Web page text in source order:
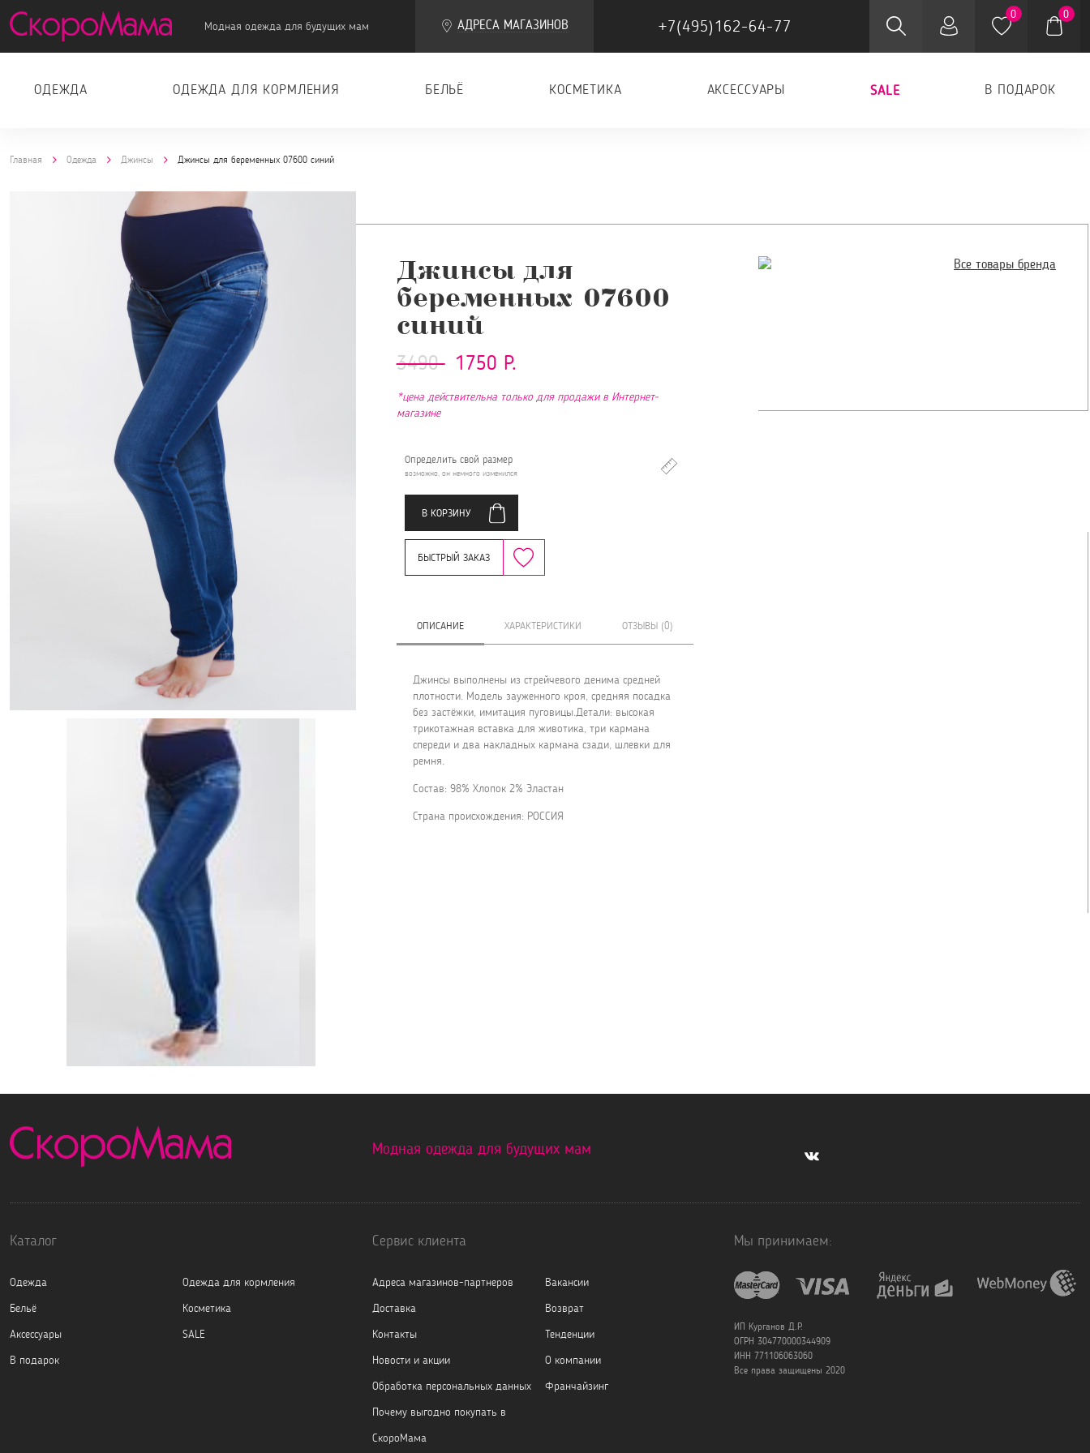
Модная одежда для будущих мам АДРЕСА МАГАЗИНОВ +7(495)162-64-77
0 0
ОДЕЖДА ОДЕЖДА ДЛЯ КОРМЛЕНИЯ БЕЛЬЁ КОСМЕТИКА АКСЕССУАРЫ SALE В ПОДАРОК
Главная Одежда Джинсы Джинсы для беременных 07600 синий
Джинсы для
беременных 07600
синий
3490 1750 Р.
*цена действительна только для продажи в Интернет-
магазине
Определить свой размер
возможно, он немного изменился
В КОРЗИНУ
БЫСТРЫЙ ЗАКАЗ
ОПИСАНИЕ ХАРАКТЕРИСТИКИ ОТЗЫВЫ (0)
Джинсы выполнены из стрейчевого денима средней
плотности. Модель зауженного кроя, средняя посадка
без застёжки, имитация пуговицы.Детали: высокая
трикотажная вставка для животика, три кармана
спереди и два накладных кармана сзади, шлевки для
ремня.
Состав: 98% Хлопок 2% Эластан
Страна происхождения: РОССИЯ
Все товары бренда
Модная одежда для будущих мам
Каталог
Одежда
Одежда для кормления
Бельё
Косметика
Аксессуары
SALE
В подарок
Сервис клиента
Адреса магазинов-партнеров
Вакансии
Доставка
Возврат
Контакты
Тенденции
Новости и акции
О компании
Обработка персональных данных
Франчайзинг
Почему выгодно покупать в
СкороМама
Мы принимаем:
ИП Курганов Д.Р.
ОГРН 304770000344909
ИНН 771106063060
Все права защищены 2020